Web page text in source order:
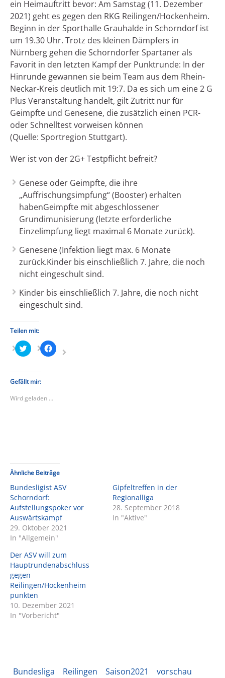
ein Heimauftritt bevor: Am Samstag (11. Dezember
2021) geht es gegen den RKG Reilingen/Hockenheim.
Beginn in der Sporthalle Grauhalde in Schorndorf ist
um 19.30 Uhr. Trotz des kleinen Dämpfers in
Nürnberg gehen die Schorndorfer Spartaner als
Favorit in den letzten Kampf der Punktrunde: In der
Hinrunde gewannen sie beim Team aus dem Rhein-
Neckar-Kreis deutlich mit 19:7. Da es sich um eine 2 G
Plus Veranstaltung handelt, gilt Zutritt nur für
Geimpfte und Genesene, die zusätzlich einen PCR-
oder Schnelltest vorweisen können
(Quelle: Sportregion Stuttgart).
Wer ist von der 2G+ Testpflicht befreit?
Genese oder Geimpfte, die ihre
„Auffrischungsimpfung“ (Booster) erhalten
habenGeimpfte mit abgeschlossener
Grundimunisierung (letzte erforderliche
Einzelimpfung liegt maximal 6 Monate zurück).
Genesene (Infektion liegt max. 6 Monate
zurück.Kinder bis einschließlich 7. Jahre, die noch
nicht eingeschult sind.
Kinder bis einschließlich 7. Jahre, die noch nicht
eingeschult sind.
Teilen mit:
Klick,
um
zu
teilen
(Wird
neuem
Klick,
um
neuem
Gefällt mir:
Wird geladen …
Ähnliche Beiträge
Bundesligist ASV
Schorndorf:
Aufstellungspoker vor
Auswärtskampf
29. Oktober 2021
In "Allgemein"
Gipfeltreffen in der
Regionalliga
28. September 2018
In "Aktive"
Der ASV will zum
Hauptrundenabschluss
gegen
Reilingen/Hockenheim
punkten
10. Dezember 2021
In "Vorbericht"
Bundesliga Reilingen Saison2021 vorschau